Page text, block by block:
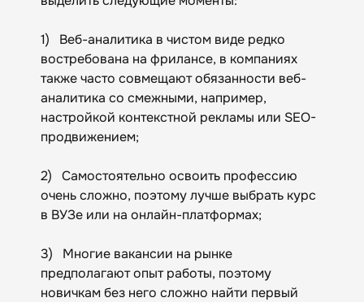
1) Веб-аналитика в чистом виде редко
востребована на фрилансе, в компаниях
также часто совмещают обязанности веб-
аналитика со смежными, например,
настройкой контекстной рекламы или SEO-
продвижением;
2) Самостоятельно освоить профессию
очень сложно, поэтому лучше выбрать курс
в ВУЗе или на онлайн-платформах;
3) Многие вакансии на рынке
предполагают опыт работы, поэтому
новичкам без него сложно найти первый